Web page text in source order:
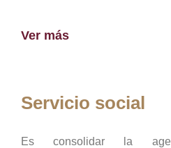
Ver más
Servicio social
Es consolidar la